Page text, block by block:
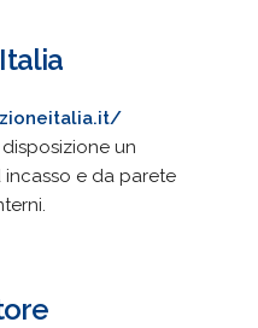
un
e da parete